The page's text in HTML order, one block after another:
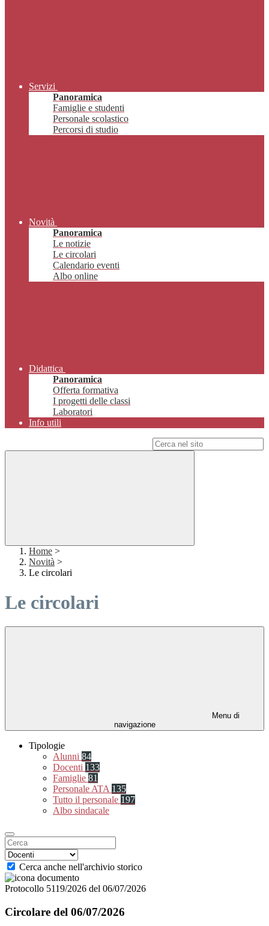
Servizi
Panoramica
Famiglie e studenti
Personale scolastico
Percorsi di studio
Novità
Panoramica
Le notizie
Le circolari
Calendario eventi
Albo online
Didattica
Panoramica
Offerta formativa
I progetti delle classi
Laboratori
Info utili
Home >
Novità >
Le circolari
Le circolari
Menu di
navigazione
Tipologie
Alunni 84
Docenti 133
Famiglie 81
Personale ATA 135
Tutto il personale 197
Albo sindacale
Cerca anche nell'archivio storico
Protocollo 5119/2026 del 06/07/2026
Circolare del 06/07/2026